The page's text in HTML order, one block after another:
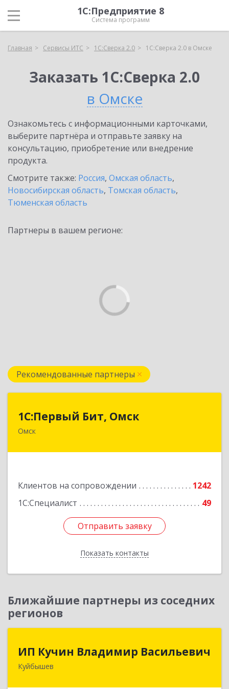
1С:Предприятие 8
Система программ
Главная Сервисы ИТС 1С:Сверка 2.0 1С:Сверка 2.0 в Омске
Заказать 1С:Сверка 2.0
в Омске
Ознакомьтесь с информационными карточками,
выберите партнёра и отправьте заявку на
консультацию, приобретение или внедрение
продукта.
Смотрите также: Россия, Омская область,
Новосибирская область, Томская область,
Тюменская область
Партнеры в вашем регионе:
Рекомендованные партнеры
1С:Первый Бит, Омск
Омск
Клиентов на сопровождении
1242
1С:Специалист
49
Отправить заявку
Показать контакты
644099, Омская обл, Омск г, Гагарина ул, дом №
Отправить заявку
Назад
Ближайшие партнеры из соседних
регионов
ИП Кучин Владимир Васильевич
Куйбышев632387, Новосибирская обл, Куйбышев г,